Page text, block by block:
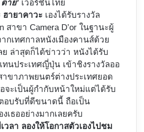
ตาย’ เวอร์ชันไทย
ฮายาคาวะ เองได้รับรางวัล
สาขา Camera D’or ในฐานะผู้
กเทศกาลหนังเมืองคานส์ด้วย
ล่าสุดก็ได้ข่าวว่า หนังได้รับ
ทนประเทศญี่ปุ่น เข้าชิงรางวัลออ
าขาภาพยนตร์ต่างประเทศยอด
จะเป็นผู้กำกับหน้าใหม่แต่ได้รับ
อบรับที่ดีขนาดนี้ ถือเป็น
เธออย่างมากเลยครับ
ลา ลองให้โอกาสตัวเองไปชม